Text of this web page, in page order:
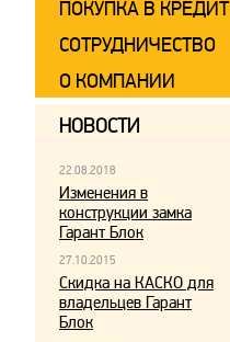
ПОКУПКА В КРЕДИТ
СОТРУДНИЧЕСТВО
О КОМПАНИИ
НОВОСТИ
22.08.2018
Изменения в
конструкции замка
Гарант Блок
27.10.2015
Скидка на КАСКО для
владельцев Гарант
Блок